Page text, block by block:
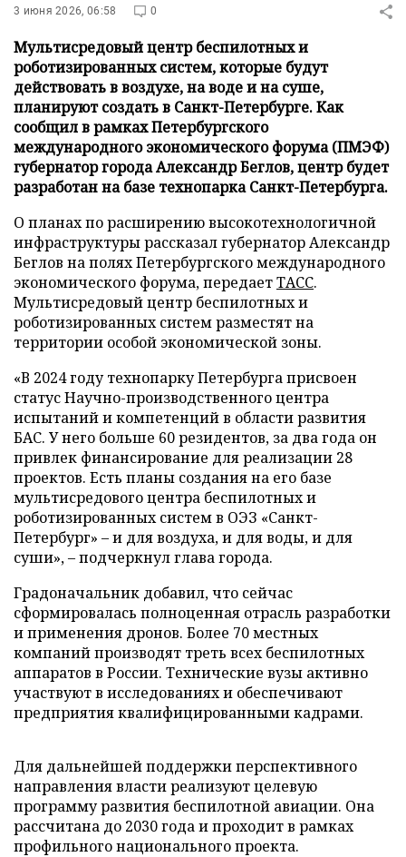
3 июня 2026, 06:58 0
Мультисредовый центр беспилотных и
роботизированных систем, которые будут
действовать в воздухе, на воде и на суше,
планируют создать в Санкт-Петербурге. Как
сообщил в рамках Петербургского
международного экономического форума (ПМЭФ)
губернатор города Александр Беглов, центр будет
разработан на базе технопарка Санкт-Петербурга.
О планах по расширению высокотехнологичной
инфраструктуры рассказал губернатор Александр
Беглов на полях Петербургского международного
экономического форума, передаетТАСС.
Мультисредовый центр беспилотных и
роботизированных систем разместят на
территории особой экономической зоны.
«В 2024 году технопарку Петербурга присвоен
статус Научно-производственного центра
испытаний и компетенций в области развития
БАС. У него больше 60 резидентов, за два года он
привлек финансирование для реализации 28
проектов. Есть планы создания на его базе
мультисредового центра беспилотных и
роботизированных систем в ОЭЗ «Санкт-
Петербург» – и для воздуха, и для воды, и для
суши», – подчеркнул глава города.
Градоначальник добавил, что сейчас
сформировалась полноценная отрасль разработки
и применения дронов. Более 70 местных
компаний производят треть всех беспилотных
аппаратов в России. Технические вузы активно
участвуют в исследованиях и обеспечивают
предприятия квалифицированными кадрами.
Для дальнейшей поддержки перспективного
направления власти реализуют целевую
программу развития беспилотной авиации. Она
рассчитана до 2030 года и проходит в рамках
профильного национального проекта.